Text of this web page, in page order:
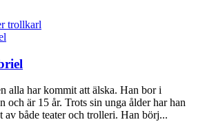
trollkarl
alla har kommit att älska. Han bor i
är 15 år. Trots sin unga ålder har han
av både teater och trolleri. Han börj...